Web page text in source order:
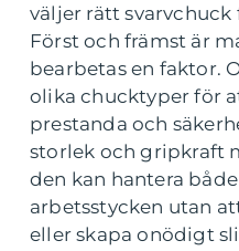
väljer rätt svarvchuck
Först och främst är
bearbetas en faktor.
olika chucktyper för
prestanda och
storlek och gripkraft
den kan hantera
arbetsstycken utan
eller skapa onödigt